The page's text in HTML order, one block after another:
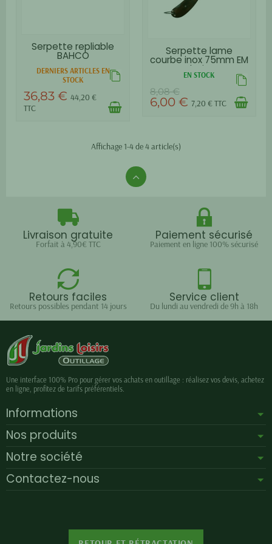
Serpette repliable
BAHCO
DERNIERS ARTICLES EN
STOCK
36,83 € 44,20 €
TTC
Serpette lame
courbe inox 75mm EM
bois
EN STOCK
8,08 €
6,00 € 7,20 € TTC
Affichage 1-4 de 4 article(s)
Livraison gratuite
Forfait à 4,90€ TTC
Paiement sécurisé
Paiement en ligne 100% sécurisé
Retours faciles
Retours possibles pendant 14 jours
Service client
Du lundi au vendredi de 9h à 18h
Une interface 100% Pro pour gérer vos achats en outillage : réalisez vos devis, achetez
en ligne, profitez de tarifs préférentiels.
Informations
Nos produits
Notre société
Contactez-nous